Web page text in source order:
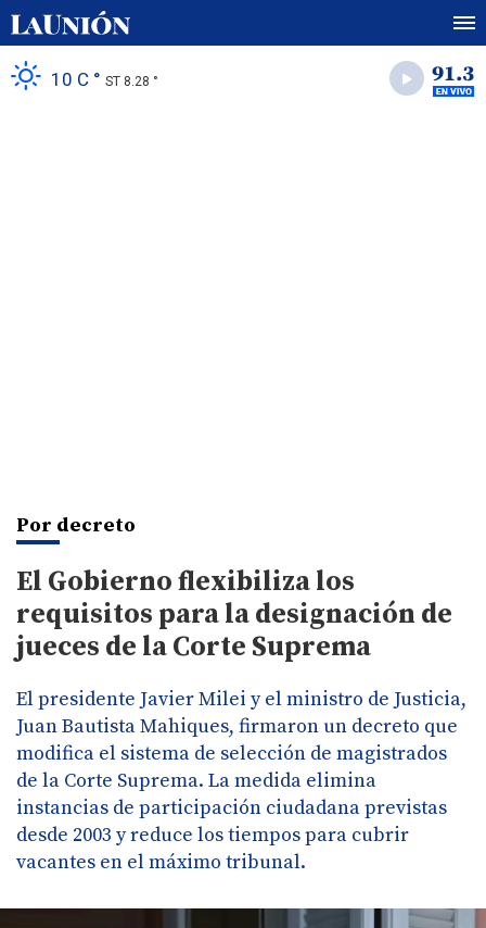
10 C ° ST 8.28 °
Por decreto
El Gobierno flexibiliza los
requisitos para la designación de
jueces de la Corte Suprema
El presidente Javier Milei y el ministro de Justicia,
Juan Bautista Mahiques, firmaron un decreto que
modifica el sistema de selección de magistrados
de la Corte Suprema. La medida elimina
instancias de participación ciudadana previstas
desde 2003 y reduce los tiempos para cubrir
vacantes en el máximo tribunal.